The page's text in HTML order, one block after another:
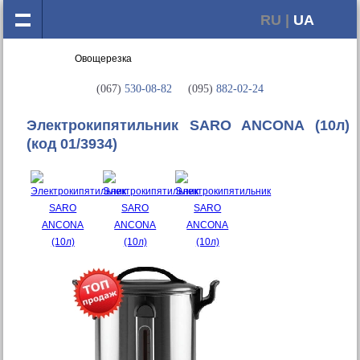
RU | UA
(067) 530-08-82 (095) 882-02-24
Электрокипятильник SARO ANCONA (10л)
(код 01/3934)